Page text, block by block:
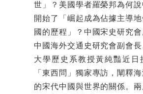
世」？美國學者羅榮邦為何
開始了「崛起成為佔據主導
國的歷程」？中國宋史研究會
中國海外交通史研究會副會
大學歷史系教授黃純豔近日
「東西問」獨家專訪，闡釋
的宋代中國與世界的關係。